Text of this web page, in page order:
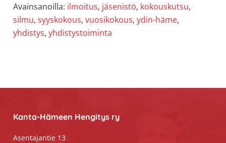
Avainsanoilla: ilmoitus, jäsenistö, kokouskutsu,
silmu, syyskokous, vuosikokous, ydin-häme,
yhdistys, yhdistystoiminta
Kanta-Hämeen Hengitys ry
Asentajantie 13